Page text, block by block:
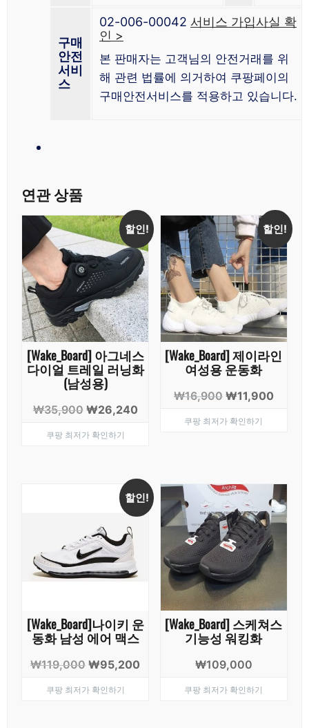
구매
안전
서비
스
02-006-00042 서비스 가입사실 확
인 >
본 판매자는 고객님의 안전거래를 위
해 관련 법률에 의거하여 쿠팡페이의
구매안전서비스를 적용하고 있습니다.
연관 상품
할인!
[Wake_Board] 아그네스
다이얼 트레일 러닝화
(남성용)
₩35,900 원
가
₩26,240현
쿠팡 최저가 확인하기
할인!
[Wake_Board] 제이라인
여성용 운동화
₩16,900 원
가
₩11,900현
쿠팡 최저가 확인하기
할인!
[Wake_Board]나이키 운
동화 남성 에어 맥스
₩119,000 원
가
₩95,200
쿠팡 최저가 확인하기
[Wake_Board] 스케쳐스
기능성 워킹화
₩109,000
쿠팡 최저가 확인하기